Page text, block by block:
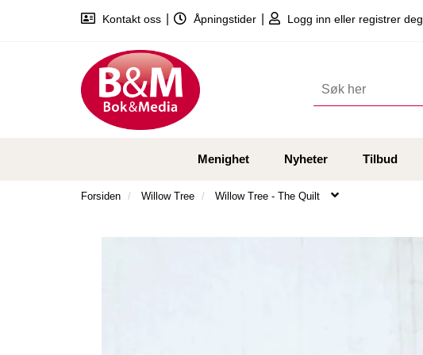
Kontakt oss Åpningstider Logg inn eller registrer deg
Menighet Nyheter Tilbud
Forsiden Willow Tree Willow Tree - The Quilt